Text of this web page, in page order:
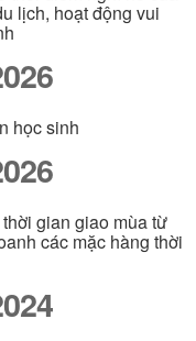
lịch, hoạt động vui
học sinh
gian giao mùa từ
các mặc hàng thời